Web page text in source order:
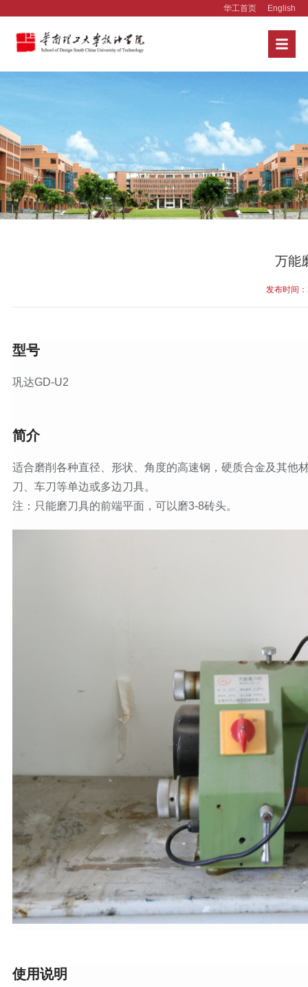
华工首页 English
万能
发布时间
型号
巩达GD-U2
简介
适合磨削各种直径、形状、角度的高速钢，硬质合金及其他
刀、车刀等单边或多边刀具。
注：只能磨刀具的前端平面，可以磨3-8砖头。
使用说明